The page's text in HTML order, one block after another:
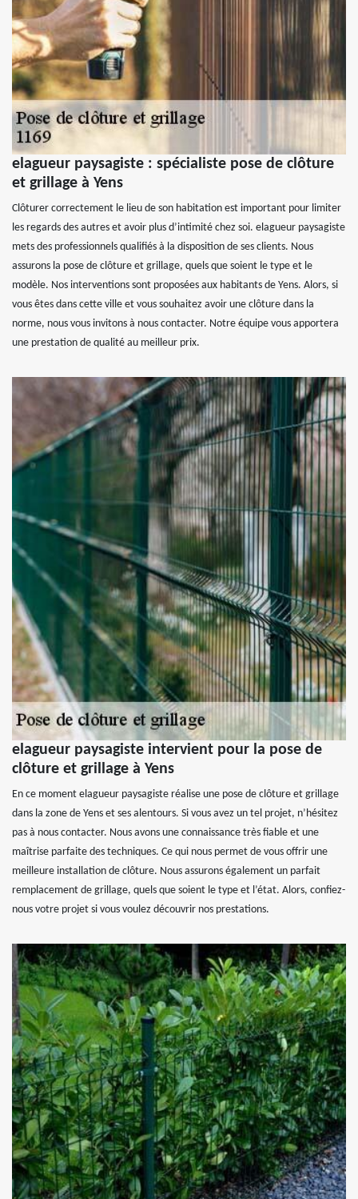
elagueur paysagiste : spécialiste pose de clôture
et grillage à Yens
Clôturer correctement le lieu de son habitation est important pour limiter
les regards des autres et avoir plus d’intimité chez soi. elagueur paysagiste
mets des professionnels qualifiés à la disposition de ses clients. Nous
assurons la pose de clôture et grillage, quels que soient le type et le
modèle. Nos interventions sont proposées aux habitants de Yens. Alors, si
vous êtes dans cette ville et vous souhaitez avoir une clôture dans la
norme, nous vous invitons à nous contacter. Notre équipe vous apportera
une prestation de qualité au meilleur prix.
elagueur paysagiste intervient pour la pose de
clôture et grillage à Yens
En ce moment elagueur paysagiste réalise une pose de clôture et grillage
dans la zone de Yens et ses alentours. Si vous avez un tel projet, n’hésitez
pas à nous contacter. Nous avons une connaissance très fiable et une
maîtrise parfaite des techniques. Ce qui nous permet de vous offrir une
meilleure installation de clôture. Nous assurons également un parfait
remplacement de grillage, quels que soient le type et l’état. Alors, confiez-
nous votre projet si vous voulez découvrir nos prestations.